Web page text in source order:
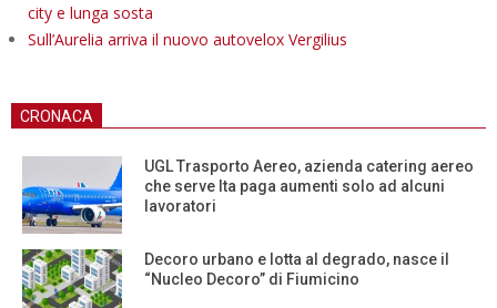
city e lunga sosta
Sull’Aurelia arriva il nuovo autovelox Vergilius
CRONACA
UGL Trasporto Aereo, azienda catering aereo
che serve Ita paga aumenti solo ad alcuni
lavoratori
Decoro urbano e lotta al degrado, nasce il
“Nucleo Decoro” di Fiumicino